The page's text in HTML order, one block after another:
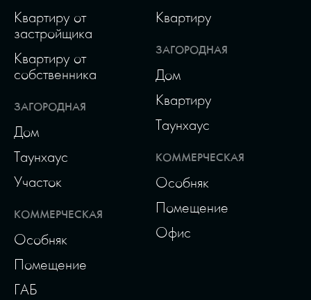
Квартиру от
застройщика
Квартиру от
собственника
ЗАГОРОДНАЯ
Дом
Таунхаус
Участок
КОММЕРЧЕСКАЯ
Особняк
Помещение
ГАБ
Квартиру
ЗАГОРОДНАЯ
Дом
Квартиру
Таунхаус
КОММЕРЧЕСКАЯ
Особняк
Помещение
Офис